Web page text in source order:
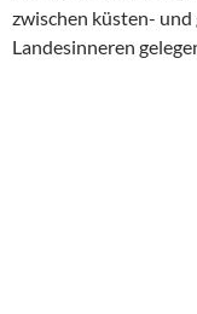
zwischen küsten- und
Landesinneren